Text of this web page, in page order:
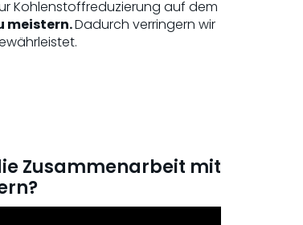
Kohlenstoffreduzierung auf dem
meistern.Dadurch verringern wir
Zusammenarbeit mit